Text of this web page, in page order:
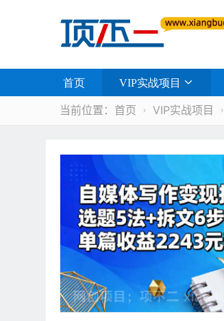
首页 VIP实战项目
当前位置： 首页  VIP实战项目 